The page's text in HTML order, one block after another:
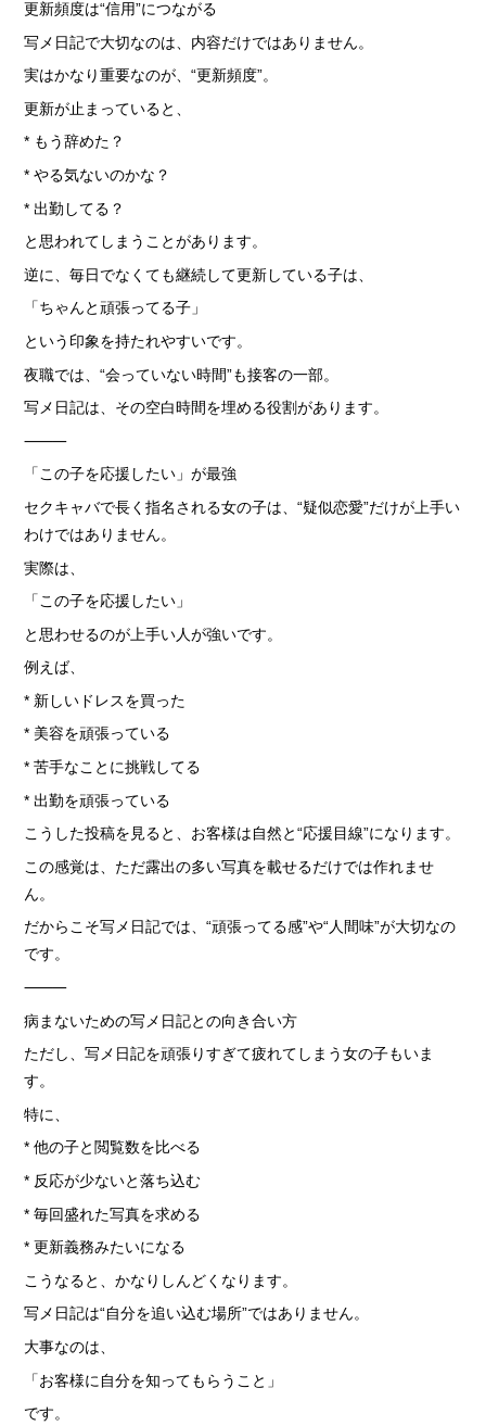
更新頻度は“信用”につながる
写メ日記で大切なのは、内容だけではありません。
実はかなり重要なのが、“更新頻度”。
更新が止まっていると、
* もう辞めた？
* やる気ないのかな？
* 出勤してる？
と思われてしまうことがあります。
逆に、毎日でなくても継続して更新している子は、
「ちゃんと頑張ってる子」
という印象を持たれやすいです。
夜職では、“会っていない時間”も接客の一部。
写メ日記は、その空白時間を埋める役割があります。
⸻
「この子を応援したい」が最強
セクキャバで長く指名される女の子は、“疑似恋愛”だけが上手い
わけではありません。
実際は、
「この子を応援したい」
と思わせるのが上手い人が強いです。
例えば、
* 新しいドレスを買った
* 美容を頑張っている
* 苦手なことに挑戦してる
* 出勤を頑張っている
こうした投稿を見ると、お客様は自然と“応援目線”になります。
この感覚は、ただ露出の多い写真を載せるだけでは作れませ
ん。
だからこそ写メ日記では、“頑張ってる感”や“人間味”が大切なの
です。
⸻
病まないための写メ日記との向き合い方
ただし、写メ日記を頑張りすぎて疲れてしまう女の子もいま
す。
特に、
* 他の子と閲覧数を比べる
* 反応が少ないと落ち込む
* 毎回盛れた写真を求める
* 更新義務みたいになる
こうなると、かなりしんどくなります。
写メ日記は“自分を追い込む場所”ではありません。
大事なのは、
「お客様に自分を知ってもらうこと」
です。